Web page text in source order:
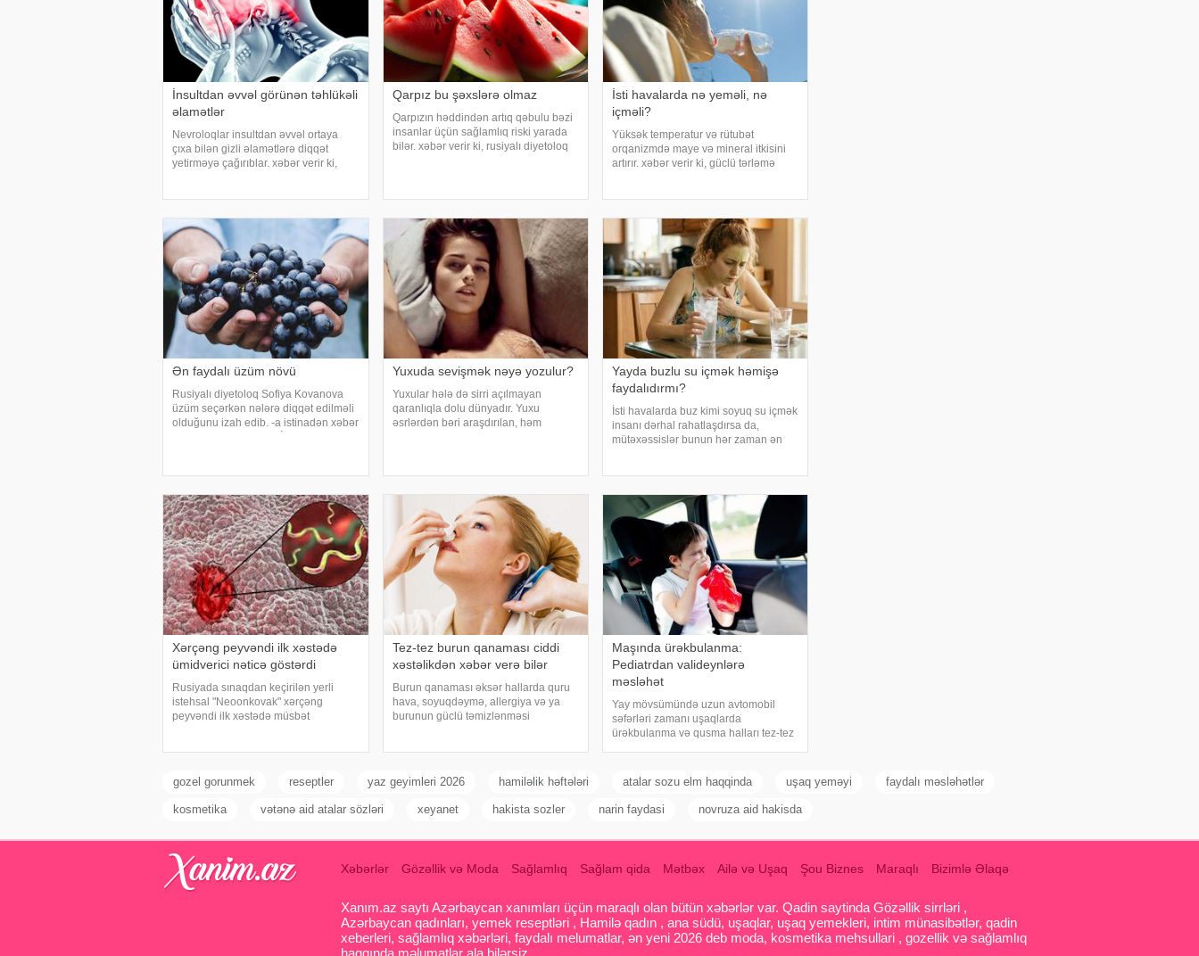
İnsultdan əvvəl görünən təhlükəli
əlamətlər
Nevroloqlar insultdan əvvəl ortaya
çıxa bilən gizli əlamətlərə diqqət
yetirməyə çağırıblar. xəbər verir ki,
Qarpız bu şəxslərə olmaz
Qarpızın həddindən artıq qəbulu bəzi
insanlar üçün sağlamlıq riski yarada
bilər. xəbər verir ki, rusiyalı diyetoloq
İsti havalarda nə yeməli, nə
içməli?
Yüksək temperatur və rütubət
orqanizmdə maye və mineral itkisini
artırır. xəbər verir ki, güclü tərləmə
hallara səbəb ol
Ən faydalı üzüm növü
Rusiyalı diyetoloq Sofiya Kovanova
üzüm seçərkən nələrə diqqət edilməli
olduğunu izah edib. -a istinadən xəbər
sortlar
Yuxuda sevişmək nəyə yozulur?
Yuxular hələ də sirri açılmayan
qaranlıqla dolu dünyadır. Yuxu
əsrlərdən bəri araşdırılan, həm
yuxular bəzən də cinsəlikl
Yayda buzlu su içmək həmişə
faydalıdırmı?
İsti havalarda buz kimi soyuq su içmək
insanı dərhal rahatlaşdırsa da,
mütəxəssislər bunun hər zaman ən
qədə
Xərçəng peyvəndi ilk xəstədə
ümidverici nəticə göstərdi
Rusiyada sınaqdan keçirilən yerli
istehsal "Neoonkovak" xərçəng
peyvəndi ilk xəstədə müsbət
Tez-tez burun qanaması ciddi
xəstəlikdən xəbər verə bilər
Burun qanaması əksər hallarda quru
hava, soyuqdəymə, allergiya və ya
burunun güclü təmizlənməsi
Maşında ürəkbulanma:
Pediatrdan valideynlərə
məsləhət
Yay mövsümündə uzun avtomobil
səfərləri zamanı uşaqlarda
ürəkbulanma və qusma halları tez-tez
gözlərdən və bədənin hərəkətindən
gələn siqnallar arasındakı
uyğunsuzluqda
gozel gorunmek reseptler yaz geyimleri 2026 hamiləlik həftələri atalar sozu elm haqqinda uşaq yeməyi faydalı məsləhətlər
kosmetika vətənə aid atalar sözləri xeyanet hakista sozler narin faydasi novruza aid hakisda
Xəbərlər Gözəllik və Moda Sağlamlıq Sağlam qida Mətbəx Ailə və Uşaq Şou Biznes Maraqlı Bizimlə Əlaqə
Xanım.az saytı Azərbaycan xanımları üçün maraqlı olan bütün xəbərlər var. Qadin saytinda Gözəllik sirrləri ,
Azərbaycan qadınları, yemek reseptləri , Hamilə qadın , ana südü, uşaqlar, uşaq yemekleri, intim münasibətlər, qadin
xeberleri, sağlamlıq xəbərləri, faydalı melumatlar, ən yeni 2026 deb moda, kosmetika mehsullari , gozellik və sağlamlıq
haqqında məlumatlar ala bilərsiz.